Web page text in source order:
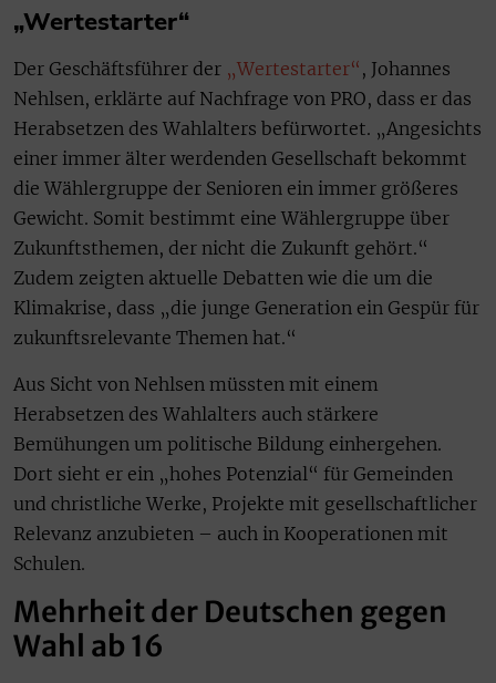
„Wertestarter“
Der Geschäftsführer der „Wertestarter“ , Johannes
Nehlsen, erklärte auf Nachfrage von PRO, dass er das
Herabsetzen des Wahlalters befürwortet. „Angesichts
einer immer älter werdenden Gesellschaft bekommt
die Wählergruppe der Senioren ein immer größeres
Gewicht. Somit bestimmt eine Wählergruppe über
Zukunftsthemen, der nicht die Zukunft gehört.“
Zudem zeigten aktuelle Debatten wie die um die
Klimakrise, dass „die junge Generation ein Gespür für
zukunftsrelevante Themen hat.“
Aus Sicht von Nehlsen müssten mit einem
Herabsetzen des Wahlalters auch stärkere
Bemühungen um politische Bildung einhergehen.
Dort sieht er ein „hohes Potenzial“ für Gemeinden
und christliche Werke, Projekte mit gesellschaftlicher
Relevanz anzubieten – auch in Kooperationen mit
Schulen.
Mehrheit der Deutschen gegen
Wahl ab 16